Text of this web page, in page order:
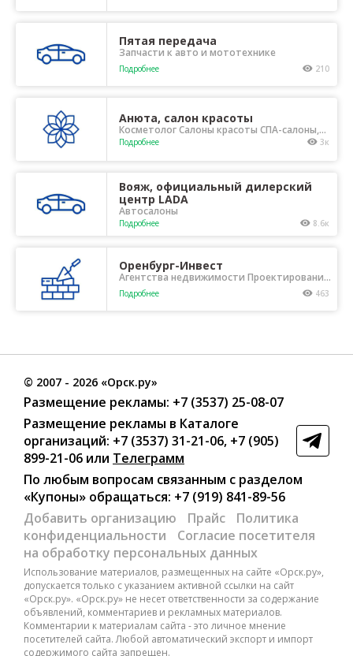
Пятая передача
Запчасти к авто и мототехнике
Подробнее 210
Анюта, салон красоты
Косметолог Салоны красоты СПА-салоны,
массаж
Подробнее 3к
Вояж, официальный дилерский
центр LADA
Автосалоны
Подробнее 8.6к
Оренбург-Инвест
Агентства недвижимости Проектирование
Ремонт и отделка Строительные
организации
Подробнее 463
© 2007 - 2026 «Орск.ру»
Размещение рекламы: +7 (3537) 25-08-07
Размещение рекламы в Каталоге
организаций: +7 (3537) 31-21-06, +7 (905)
899-21-06 или Телеграмм
По любым вопросам связанным с разделом
«Купоны» обращаться: +7 (919) 841-89-56
Добавить организацию
Прайс
Политика
конфиденциальности
Согласие посетителя
на обработку персональных данных
Использование материалов, размещенных на сайте «Орск.ру»,
допускается только с указанием активной ссылки на сайт
«Орск.ру». «Орск.ру» не несет ответственности за содержание
объявлений, комментариев и рекламных материалов.
Комментарии к материалам сайта - это личное мнение
посетителей сайта. Любой автоматический экспорт и импорт
содержимого сайта запрещен.